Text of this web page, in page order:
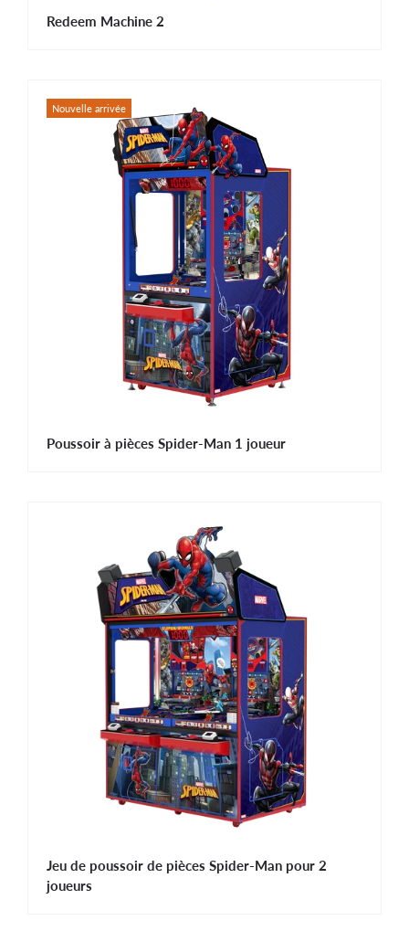
Redeem Machine 2
Nouvelle arrivée
Poussoir à pièces Spider-Man 1 joueur
Jeu de poussoir de pièces Spider-Man pour 2
joueurs